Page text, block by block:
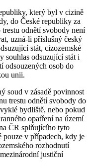
který byl v cizině
do České republiky za
odnětí svobody není
uzná-li příslušný český
stát, cizozemské
souhlas odsuzující stát i
odsouzených osob do
unii.
soud v zásadě povinnost
trestu odnětí svobody do
bydliště, nebo pokud
opatření na území
ČR splňujícího tyto
v případech, kdy je
rozhodnutí
justiční